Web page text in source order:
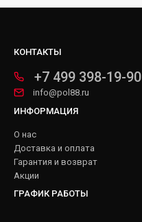
КОНТАКТЫ
+7 499 398-19-90
info@pol88.ru
ИНФОРМАЦИЯ
О нас
Доставка и оплата
Гарантия и возврат
Акции
ГРАФИК РАБОТЫ